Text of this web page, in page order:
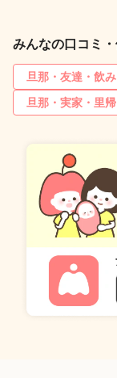
みんなの口コミ
旦那・友達・飲み
旦那・実家・里